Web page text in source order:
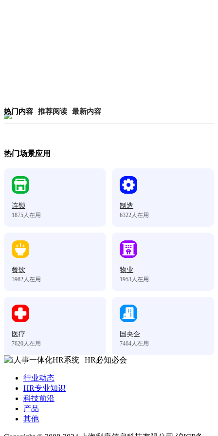
热门内容 推荐阅读 最新内容
热门场景应用
连锁
1875 人在用
制造
6322 人在用
餐饮
3982 人在用
物业
1953 人在用
医疗
7620 人在用
国央企
7464 人在用
行业动态
HR专业知识
科技前沿
产品
其他